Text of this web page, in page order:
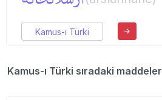
Kamus-ı Türki
Kamus-ı Türki sıradaki maddeler